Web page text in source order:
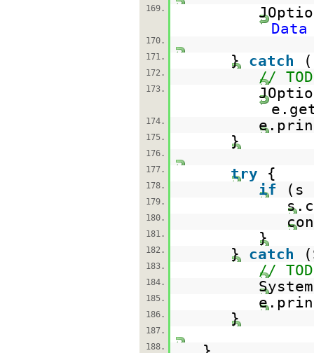
169.
170.
171.
} catch
172. //
173.
174.
175. }
176.
177.
try {
178. if (s
179.
180.
181. }
182. } catch
183. //
184.
185.
186. }
187.
188.